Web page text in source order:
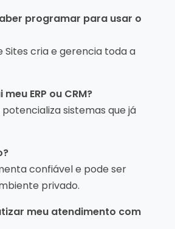
programar para usar o
Sites cria e gerencia toda a
ERP ou CRM?
potencializa sistemas que já
confiável e pode ser
privado.
meu atendimento com